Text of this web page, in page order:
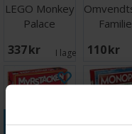
LEGO Monkey
Palace
337 SEK I lager: 110 SEK